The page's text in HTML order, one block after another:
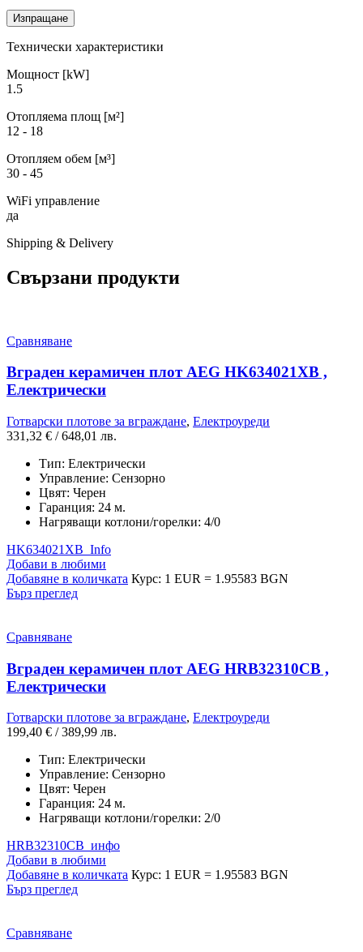
Технически характеристики
Мощност [kW]
1.5
Отопляема площ [м²]
12 - 18
Отопляем обем [м³]
30 - 45
WiFi управление
да
Shipping & Delivery
Свързани продукти
Сравняване
Вграден керамичен плот AEG HK634021XB ,
Електрически
Готварски плотове за вграждане, Електроуреди
331,32 € / 648,01 лв.
Тип: Електрически
Управление: Сензорно
Цвят: Черен
Гаранция: 24 м.
Нагряващи котлони/горелки: 4/0
HK634021XB_Info
Добави в любими
Добавяне в количката Курс: 1 EUR = 1.95583 BGN
Бърз преглед
Сравняване
Вграден керамичен плот AEG HRB32310CB ,
Електрически
Готварски плотове за вграждане, Електроуреди
199,40 € / 389,99 лв.
Тип: Електрически
Управление: Сензорно
Цвят: Черен
Гаранция: 24 м.
Нагряващи котлони/горелки: 2/0
HRB32310CB_инфо
Добави в любими
Добавяне в количката Курс: 1 EUR = 1.95583 BGN
Бърз преглед
Сравняване